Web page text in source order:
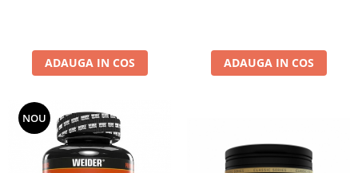
ADAUGA IN COS ADAUGA IN COS
NOU